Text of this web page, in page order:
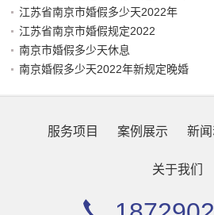
江苏省南京市婚假多少天2022年
江苏省南京市婚假规定2022
南京市婚假多少天休息
南京婚假多少天2022年新规定晚婚
服务项目 案例展示 新
关于我们